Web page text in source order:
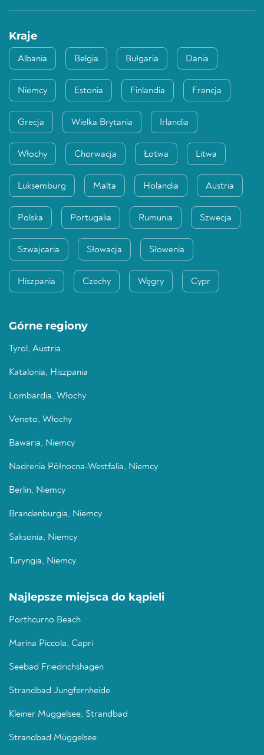
Kraje
Albania Belgia Bułgaria Dania
Niemcy Estonia Finlandia Francja
Grecja Wielka Brytania Irlandia
Włochy Chorwacja Łotwa Litwa
Luksemburg Malta Holandia Austria
Polska Portugalia Rumunia Szwecja
Szwajcaria Słowacja Słowenia
Hiszpania Czechy Węgry Cypr
Górne regiony
Tyrol, Austria
Katalonia, Hiszpania
Lombardia, Włochy
Veneto, Włochy
Bawaria, Niemcy
Nadrenia Północna-Westfalia, Niemcy
Berlin, Niemcy
Brandenburgia, Niemcy
Saksonia, Niemcy
Turyngia, Niemcy
Najlepsze miejsca do kąpieli
Porthcurno Beach
Marina Piccola, Capri
Seebad Friedrichshagen
Strandbad Jungfernheide
Kleiner Müggelsee, Strandbad
Strandbad Müggelsee